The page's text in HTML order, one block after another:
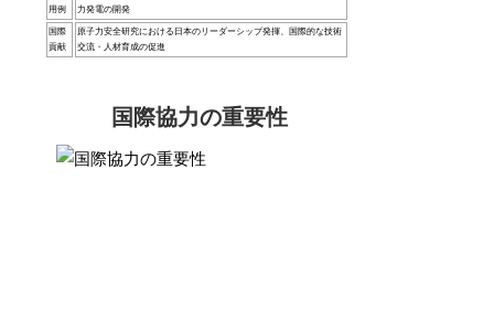
用例
力発電の開発
国際
貢献
原子力安全研究における日本のリーダーシップ発揮、国際的な技術
交流・人材育成の促進
国際協力の重要性